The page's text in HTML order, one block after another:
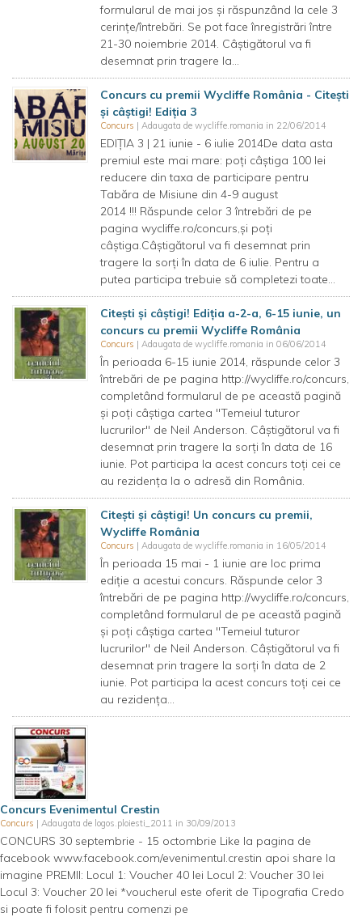
formularul de mai jos și răspunzând la cele 3
cerințe/întrebări. Se pot face înregistrări între
21-30 noiembrie 2014. Câștigătorul va fi
desemnat prin tragere la...
Concurs cu premii Wycliffe România - Citeşti
şi câştigi! Ediția 3
Concurs | Adaugata de wycliffe.romania in 22/06/2014
EDIȚIA 3 | 21 iunie - 6 iulie 2014De data asta
premiul este mai mare: poți câștiga 100 lei
reducere din taxa de participare pentru
Tabăra de Misiune din 4-9 august
2014 !!! Răspunde celor 3 întrebări de pe
pagina wycliffe.ro/concurs,și poți
câștiga.Câștigătorul va fi desemnat prin
tragere la sorți în data de 6 iulie. Pentru a
putea participa trebuie să completezi toate...
Citeşti şi câştigi! Ediția a-2-a, 6-15 iunie, un
concurs cu premii Wycliffe România
Concurs | Adaugata de wycliffe.romania in 06/06/2014
În perioada 6-15 iunie 2014, răspunde celor 3
întrebări de pe pagina http://wycliffe.ro/concurs,
completând formularul de pe această pagină
și poți câștiga cartea "Temeiul tuturor
lucrurilor" de Neil Anderson. Câștigătorul va fi
desemnat prin tragere la sorți în data de 16
iunie. Pot participa la acest concurs toți cei ce
au rezidența la o adresă din România.
Citeşti şi câştigi! Un concurs cu premii,
Wycliffe România
Concurs | Adaugata de wycliffe.romania in 16/05/2014
În perioada 15 mai - 1 iunie are loc prima
ediție a acestui concurs. Răspunde celor 3
întrebări de pe pagina http://wycliffe.ro/concurs,
completând formularul de pe această pagină
și poți câștiga cartea "Temeiul tuturor
lucrurilor" de Neil Anderson. Câștigătorul va fi
desemnat prin tragere la sorți în data de 2
iunie. Pot participa la acest concurs toți cei ce
au rezidența...
Concurs Evenimentul Crestin
Concurs | Adaugata de logos.ploiesti_2011 in 30/09/2013
CONCURS 30 septembrie - 15 octombrie Like la pagina de
facebook www.facebook.com/evenimentul.crestin apoi share la
imagine PREMII: Locul 1: Voucher 40 lei Locul 2: Voucher 30 lei
Locul 3: Voucher 20 lei *voucherul este oferit de Tipografia Credo
si poate fi folosit pentru comenzi pe